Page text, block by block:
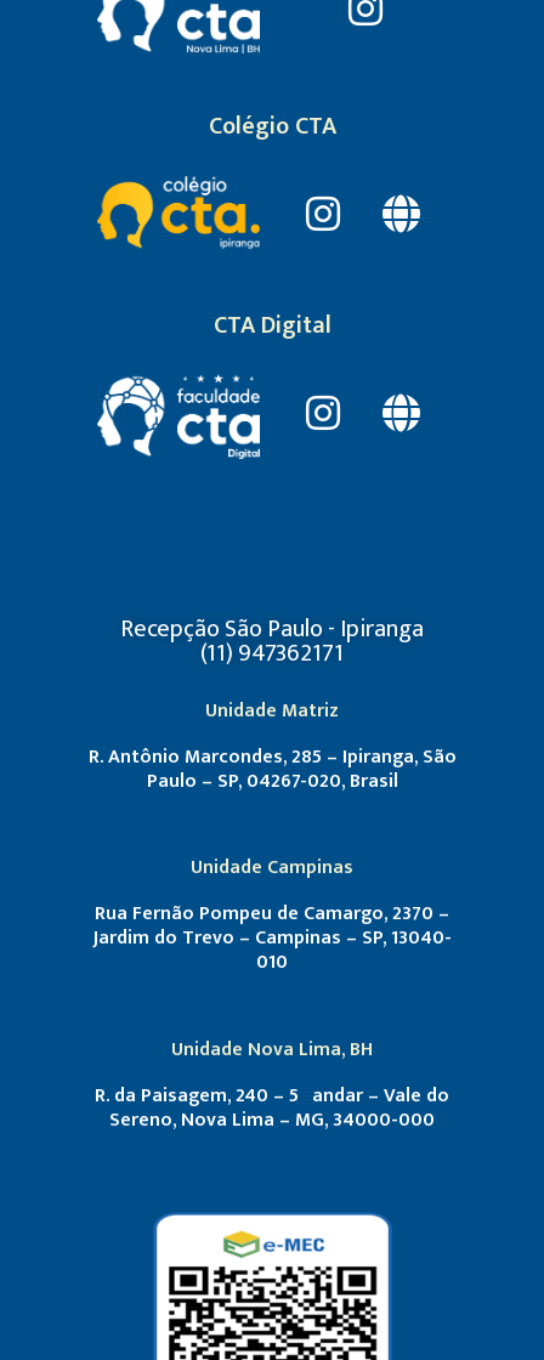
Colégio CTA
CTA Digital
Recepção São Paulo - Ipiranga
(11) 947362171
Unidade Matriz
R. Antônio Marcondes, 285 – Ipiranga, São
Paulo – SP, 04267-020, Brasil
Unidade Campinas
Rua Fernão Pompeu de Camargo, 2370 –
Jardim do Trevo – Campinas – SP, 13040-
010
Unidade Nova Lima, BH
R. da Paisagem, 240 – 5º andar – Vale do
Sereno, Nova Lima – MG, 34000-000